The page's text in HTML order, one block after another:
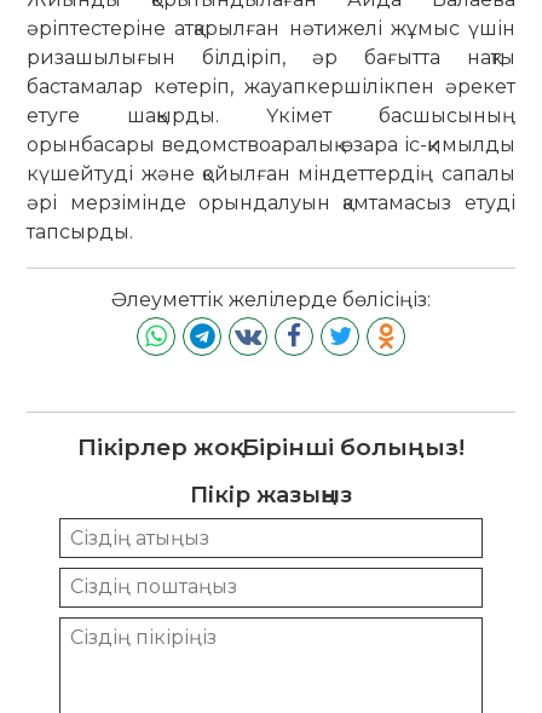
әріптестеріне атқарылған нәтижелі жұмыс үшін
ризашылығын білдіріп, әр бағытта нақты
бастамалар көтеріп, жауапкершілікпен әрекет
етуге шақырды. Үкімет басшысының
орынбасары ведомствоаралық өзара іс-қимылды
күшейтуді және қойылған міндеттердің сапалы
әрі мерзімінде орындалуын қамтамасыз етуді
тапсырды.
Әлеуметтік желілерде бөлісіңіз:
Пікірлер жоқ. Бірінші болыңыз!
Пікір жазыңыз